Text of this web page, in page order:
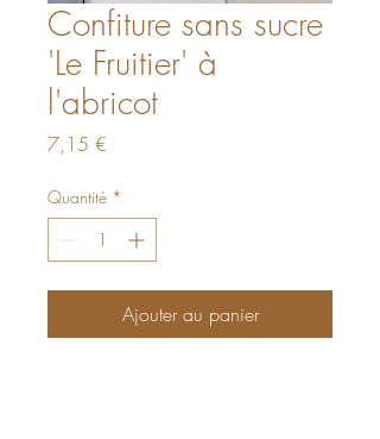
Confiture sans sucre
'Le Fruitier' à
l'abricot
7,15 €
Quantité *
Ajouter au panier